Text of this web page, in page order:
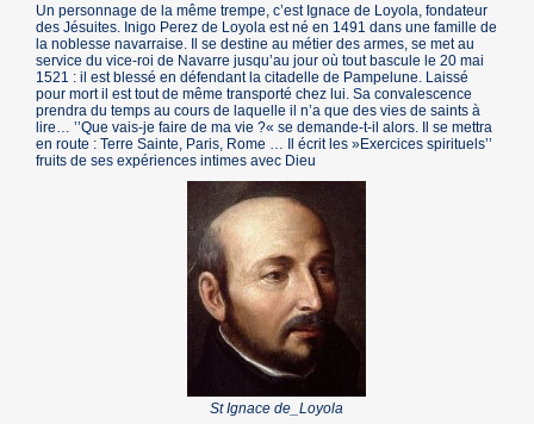
Un personnage de la même trempe, c’est Ignace de Loyola, fondateur
des Jésuites. Inigo Perez de Loyola est né en 1491 dans une famille de
la noblesse navarraise. Il se destine au métier des armes, se met au
service du vice-roi de Navarre jusqu’au jour où tout bascule le 20 mai
1521 : il est blessé en défendant la citadelle de Pampelune. Laissé
pour mort il est tout de même transporté chez lui. Sa convalescence
prendra du temps au cours de laquelle il n’a que des vies de saints à
lire… ’’Que vais-je faire de ma vie ?« se demande-t-il alors. Il se mettra
en route : Terre Sainte, Paris, Rome … Il écrit les »Exercices spirituels’’
fruits de ses expériences intimes avec Dieu
St Ignace de_Loyola